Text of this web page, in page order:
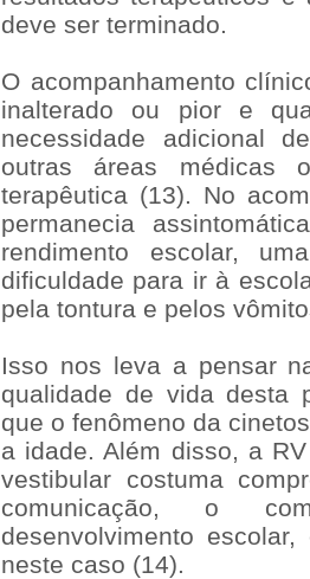
deve ser terminado.
O acompanhamento
inalterado ou pior e
necessidade adicional
outras áreas médicas
terapêutica (13). No
permanecia
rendimento escolar,
dificuldade para ir à
pela tontura e pelos
Isso nos leva a pensar
qualidade de vida desta
que o fenômeno da
a idade. Além disso, a
vestibular costuma
comunicação, o
desenvolvimento
neste caso (14).